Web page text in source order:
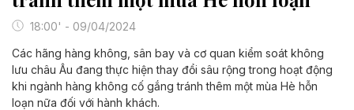
18:00' - 09/04/2024
Các hãng hàng không, sân bay và cơ quan kiểm soát không
lưu châu Âu đang thực hiện thay đổi sâu rộng trong hoạt động
khi ngành hàng không cố gắng tránh thêm một mùa Hè hỗn
loạn nữa đối với hành khách.